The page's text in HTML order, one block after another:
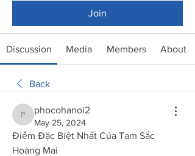
Join
Discussion Media Members About
Back
phocohanoi2
phocohanoi2
May 25, 2024
Điểm Đặc Biệt Nhất Của Tam Sắc
Hoàng Mai